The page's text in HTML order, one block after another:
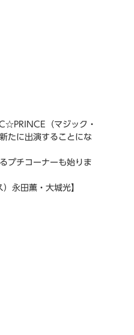
（マジック・
たに出演することにな
プチコーナーも始りま
永田薫・大城光】